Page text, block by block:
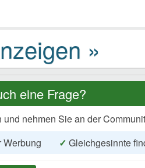
eine Frage?
und nehmen Sie an der
Werbung ✓ Gleichgesinnte